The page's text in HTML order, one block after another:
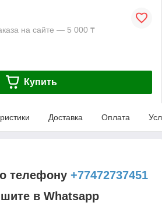
на сайте — 5 000 ₸
Купить
Доставка Оплата
телефону +77472737451
в Whatsapp